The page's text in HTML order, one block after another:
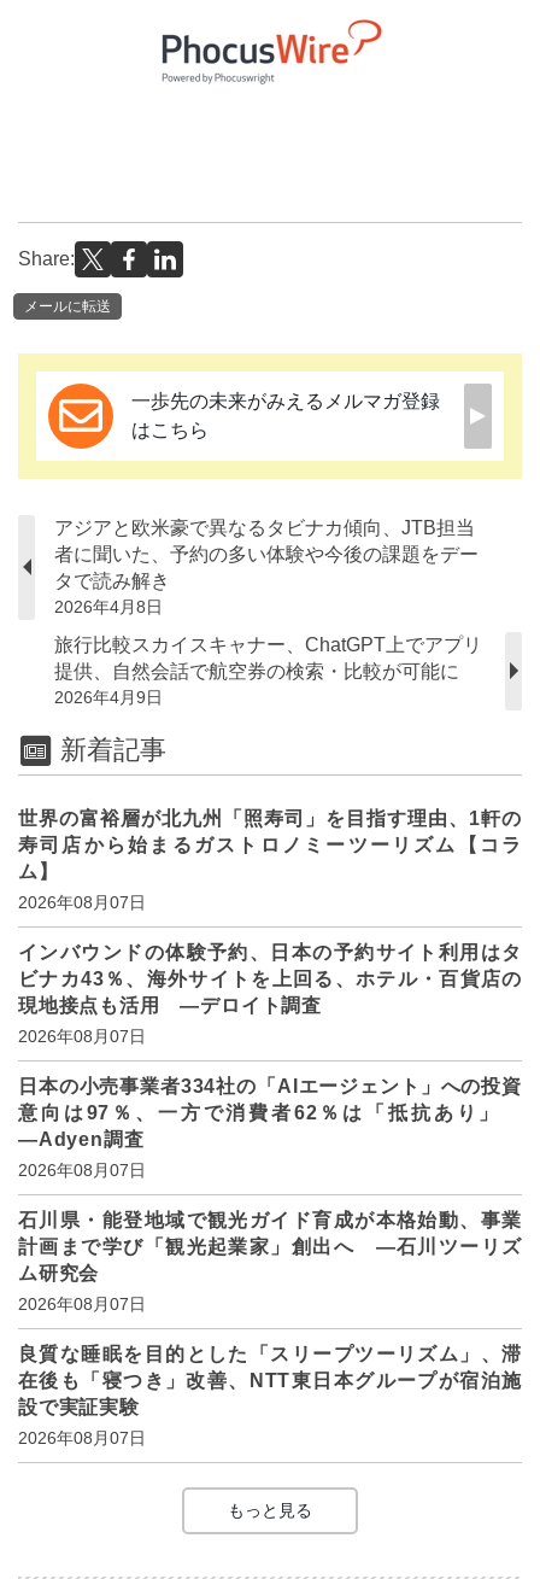
Share:
メールに転送
一歩先の未来がみえるメルマガ登録
はこちら
アジアと欧米豪で異なるタビナカ傾向、JTB担当
者に聞いた、予約の多い体験や今後の課題をデー
タで読み解き
2026年4月8日
旅行比較スカイスキャナー、ChatGPT上でアプリ
提供、自然会話で航空券の検索・比較が可能に
2026年4月9日
新着記事
世界の富裕層が北九州「照寿司」を目指す理由、1軒の
寿司店から始まるガストロノミーツーリズム【コラ
ム】
2026年08月07日
インバウンドの体験予約、日本の予約サイト利用はタ
ビナカ43％、海外サイトを上回る、ホテル・百貨店の
現地接点も活用 ―デロイト調査
2026年08月07日
日本の小売事業者334社の「AIエージェント」への投資
意向は97％、一方で消費者62％は「抵抗あり」
―Adyen調査
2026年08月07日
石川県・能登地域で観光ガイド育成が本格始動、事業
計画まで学び「観光起業家」創出へ ―石川ツーリズ
ム研究会
2026年08月07日
良質な睡眠を目的とした「スリープツーリズム」、滞
在後も「寝つき」改善、NTT東日本グループが宿泊施
設で実証実験
2026年08月07日
もっと見る